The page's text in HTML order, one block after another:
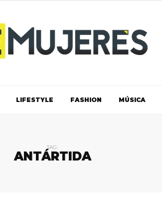
LIFESTYLE FASHION MÚSICA
TAG:
ANTÁRTIDA